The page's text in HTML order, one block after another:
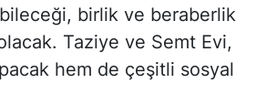
birlik ve beraberlik
Taziye ve Semt Evi,
hem de çeşitli sosyal